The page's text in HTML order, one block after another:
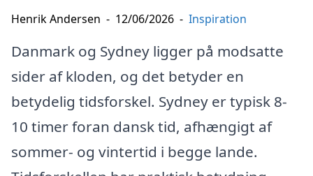
Henrik Andersen - 12/06/2026 - Inspiration
Danmark og Sydney ligger på modsatte
sider af kloden, og det betyder en
betydelig tidsforskel. Sydney er typisk 8-
10 timer foran dansk tid, afhængigt af
sommer- og vintertid i begge lande.